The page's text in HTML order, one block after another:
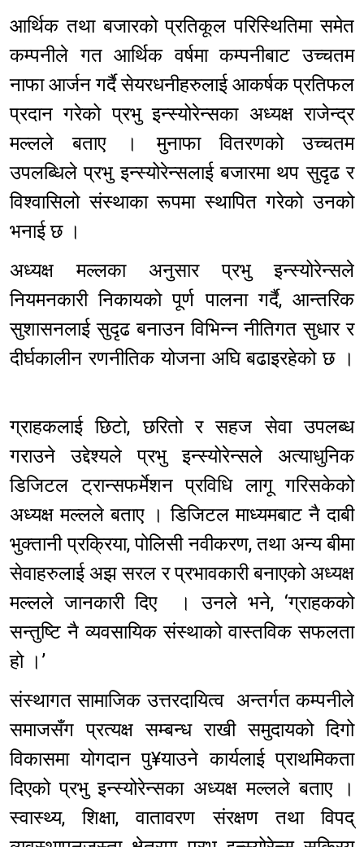
आर्थिक तथा बजारको प्रतिकूल परिस्थितिमा समेत
कम्पनीले गत आर्थिक वर्षमा कम्पनीबाट उच्चतम
नाफा आर्जन गर्दै सेयरधनीहरुलाई आकर्षक प्रतिफल
प्रदान गरेको प्रभु इन्स्योरेन्सका अध्यक्ष राजेन्द्र
मल्लले बताए । मुनाफा वितरणको उच्चतम
उपलब्धिले प्रभु इन्स्योरेन्सलाई बजारमा थप सुदृढ र
विश्वासिलो संस्थाका रूपमा स्थापित गरेको उनको
भनाई छ ।
अध्यक्ष मल्लका अनुसार प्रभु इन्स्योरेन्सले
नियमनकारी निकायको पूर्ण पालना गर्दै, आन्तरिक
सुशासनलाई सुदृढ बनाउन विभिन्न नीतिगत सुधार र
दीर्घकालीन रणनीतिक योजना अघि बढाइरहेको छ ।
ग्राहकलाई छिटो, छरितो र सहज सेवा उपलब्ध
गराउने उद्देश्यले प्रभु इन्स्योरेन्सले अत्याधुनिक
डिजिटल ट्रान्सफर्मेशन प्रविधि लागू गरिसकेको
अध्यक्ष मल्लले बताए । डिजिटल माध्यमबाट नै दाबी
भुक्तानी प्रक्रिया, पोलिसी नवीकरण, तथा अन्य बीमा
सेवाहरुलाई अझ सरल र प्रभावकारी बनाएको अध्यक्ष
मल्लले जानकारी दिए । उनले भने, ‘ग्राहकको
सन्तुष्टि नै व्यवसायिक संस्थाको वास्तविक सफलता
हो ।’
संस्थागत सामाजिक उत्तरदायित्व अन्तर्गत कम्पनीले
समाजसँग प्रत्यक्ष सम्बन्ध राखी समुदायको दिगो
विकासमा योगदान पु¥याउने कार्यलाई प्राथमिकता
दिएको प्रभु इन्स्योरेन्सका अध्यक्ष मल्लले बताए ।
स्वास्थ्य, शिक्षा, वातावरण संरक्षण तथा विपद्